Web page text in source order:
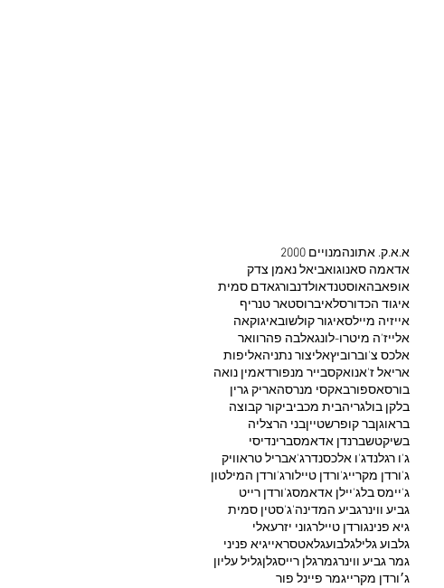
2000 מנוייםא.א.ק. אתונה
אביאל נאמן צדקאדאמה סאנוגו
אדם סמיתאולדנבורגאוסטנדאופאבה
איברוסטאר טנריףאיגוד הכדורסל
איגוקאהאיגור קולשובאייזיה מיילס
אלבה פהרוואראלייז'ה מיטרו-לונג
אליפותאליצור נתניהאלכס צ'וברוביץ
אמין נואהאקסבייר מנפורדאריאל ז'אנו
אריק גריןבאקסי מנרסהבורסאספור
ביקור קבוצהבית מכביבלקן בולגריה
בני הרצליהבר קופרשטייןבראוגן
ברינדיסיברנדן אדאמסבשיקטש
ג'אבריל טראוויקג'ו אלכסנדרג'ו רגלנד
ג'ורדן המילטוןג'ורדן טיילורג'ורדן מקריי
ג'ורדן רייטג'יילן אדאמסג'יימס בל
ג'סטין סמית'גביע המדינהגביע ווינר
גוני יזרעאליגורדן טיילרגיא פנינ
גיא פניניגלאטסראייגלבועגלבוע גליל
גליל עליוןגלןגלן רייסגמרגמר גביע ווינר
גמר פיינל פורג׳ורדן מקריי